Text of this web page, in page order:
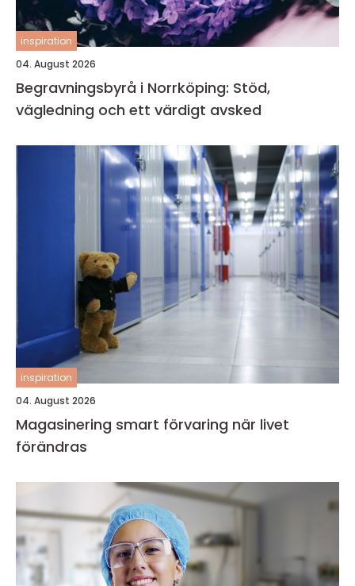
inspiration
04. August 2026
Begravningsbyrå i Norrköping: Stöd,
vägledning och ett värdigt avsked
inspiration
04. August 2026
Magasinering smart förvaring när livet
förändras